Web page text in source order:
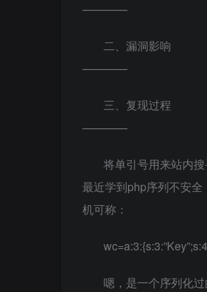
————
二、漏洞影响
————
三、复现过程
————
将单引号用来站内
最近学到php序列不安
机可称：
嗯，是一个序列化